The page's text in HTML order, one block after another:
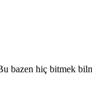
hiç bitmek